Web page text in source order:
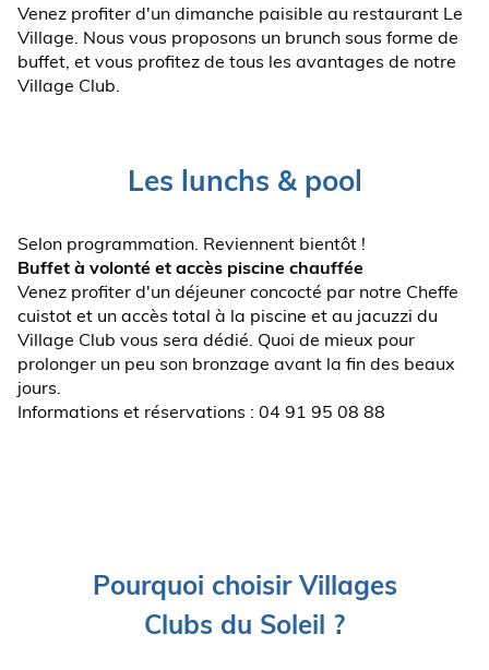
Venez profiter d'un dimanche paisible au restaurant Le
Village. Nous vous proposons un brunch sous forme de
buffet, et vous profitez de tous les avantages de notre
Village Club.
Les lunchs & pool
Selon programmation. Reviennent bientôt !
Buffet à volonté et accès piscine chauffée
Venez profiter d'un déjeuner concocté par notre Cheffe
cuistot et un accès total à la piscine et au jacuzzi du
Village Club vous sera dédié. Quoi de mieux pour
prolonger un peu son bronzage avant la fin des beaux
jours.
Informations et réservations : 04 91 95 08 88
Pourquoi choisir Villages
Clubs du Soleil ?